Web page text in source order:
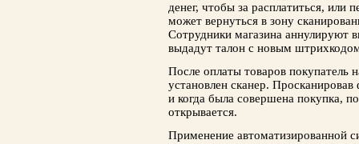
денег, чтобы за расплатиться, или
может вернуться в зону
Сотрудники магазина аннулируют
выдадут талон с новым
После оплаты товаров покупатель
установлен сканер.
и когда была совершена покупка,
открывается.
Применение автоматизированной